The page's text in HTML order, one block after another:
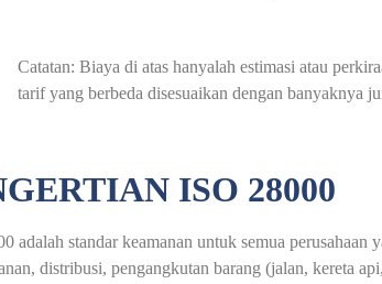
Catatan: Biaya di atas hanyalah estimasi atau
tarif yang berbeda disesuaikan dengan banyaknya
ISO 28000
adalah standar keamanan untuk semua
distribusi, pengangkutan barang (jalan, kereta